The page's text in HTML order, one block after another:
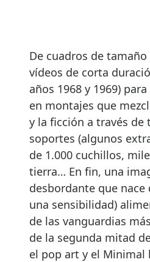
De cuadros de tamaño
vídeos de corta
años 1968 y 1969)
en montajes que
y la ficción a través de
soportes (algunos
de 1.000 cuchillos,
tierra… En fin, una
desbordante que nace
una sensibilidad)
de las vanguardias
de la segunda mitad
el pop art y el Minimal